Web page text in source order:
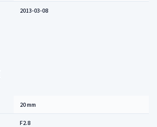
2013-03-08
20 mm
F2.8